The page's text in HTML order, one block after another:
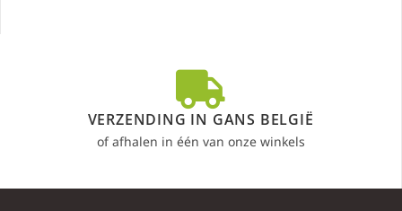
VERZENDING IN GANS BELGIË
of afhalen in één van onze winkels